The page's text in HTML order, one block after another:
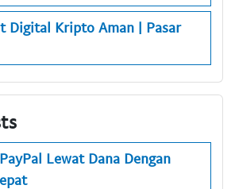
Digital Kripto Aman | Pasar
Lewat Dana Dengan